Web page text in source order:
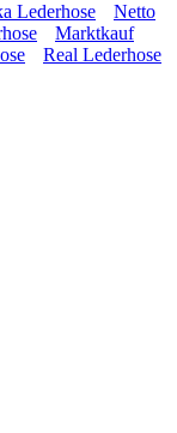
Lederhose
Netto
Marktkauf
Real Lederhose